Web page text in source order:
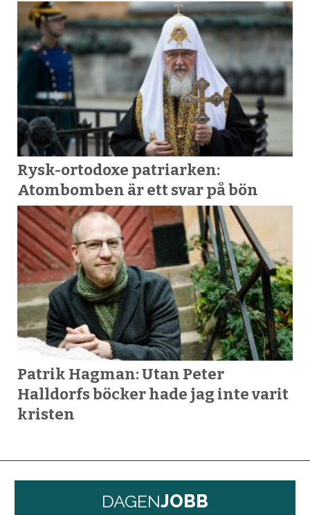
Rysk-ortodoxe patriarken:
Atombomben är ett svar på bön
Patrik Hagman: Utan Peter
Halldorfs böcker hade jag inte varit
kristen